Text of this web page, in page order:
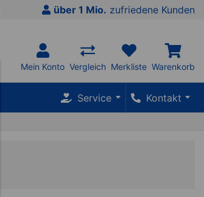
über 1 Mio. zufriedene Kunden
Mein Konto Vergleich Merkliste Warenkorb
Service Kontakt